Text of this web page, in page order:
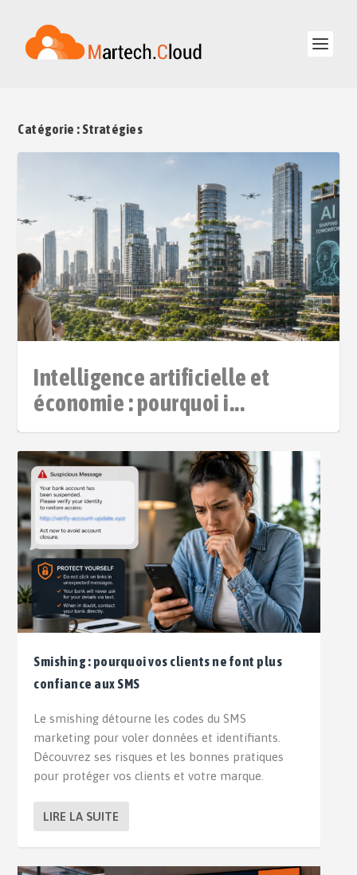
Catégorie :Stratégies
Intelligence artificielle et
économie : pourquoi i...
Smishing : pourquoi vos clients ne font plus
confiance aux SMS
Le smishing détourne les codes du SMS
marketing pour voler données et identifiants.
Découvrez ses risques et les bonnes pratiques
pour protéger vos clients et votre marque.
LIRE LA SUITE